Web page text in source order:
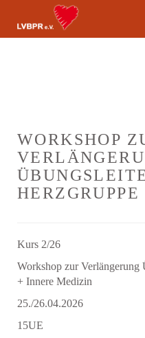
WORKSHOP
Kurs 2/26
Workshop zur
+ Innere Medizin
25./26.04.2026
15UE